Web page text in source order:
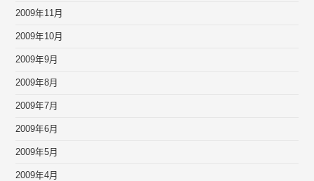
2009年11月
2009年10月
2009年9月
2009年8月
2009年7月
2009年6月
2009年5月
2009年4月